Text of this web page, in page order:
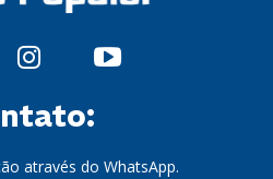
através do WhatsApp.